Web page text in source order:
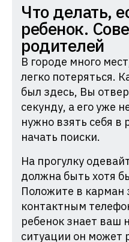
Комиссия
по
делам
и
защите
их
прав
при
края
Что делать,
ребенок.
родителей
В городе много
легко потеряться.
был здесь, Вы
секунду, а его уже
нужно взять себя в
начать поиски.
На прогулку
должна быть хотя
Положите в карман
контактным
ребенок знает ваш
ситуации он может